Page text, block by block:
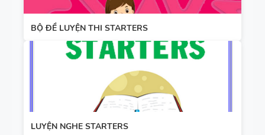
BỘ ĐỀ LUYỆN THI STARTERS
LUYỆN NGHE STARTERS